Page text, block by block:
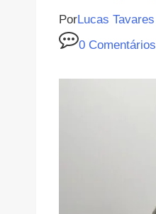
PorLucas Tavares
0 Comentários